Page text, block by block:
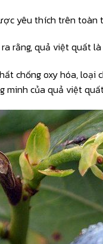
yêu thích trên toàn
rằng, quả việt quất
chống oxy hóa,
minh của quả việt